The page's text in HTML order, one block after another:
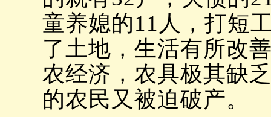
童养媳的11人，打短
了土地，生活有所改
农经济，农具极其缺
的农民又被迫破产。